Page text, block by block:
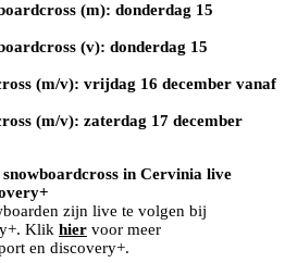
(m): donderdag 15
(v): donderdag 15
(m/v): vrijdag 16 december vanaf
(m/v): zaterdag 17 december
in Cervinia live
zijn live te volgen bij
Klik hier voor meer
en discovery+.